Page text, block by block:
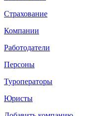
Страхование
Компании
Работодатели
Персоны
Туроператоры
Юристы